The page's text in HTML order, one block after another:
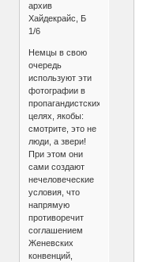
архив
Хайдекрайс, Б
1/6
Немцы в свою
очередь
используют эти
фотографии в
пропагандистских
целях, якобы:
смотрите, это не
люди, а звери!
При этом они
сами создают
нечеловеческие
условия, что
напрямую
противоречит
соглашением
Женевских
конвенций,